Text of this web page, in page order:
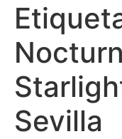
Sevilla